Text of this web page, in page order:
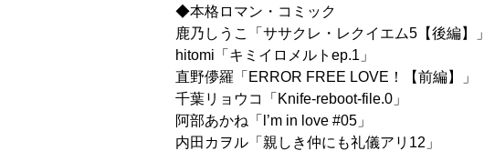
◆本格ロマン・コミック
鹿乃しうこ「ササクレ・レクイエム5【後編】」
hitomi「キミイロメルトep.1」
直野儚羅「ERROR FREE LOVE！【前編】」
千葉リョウコ「Knife-reboot-file.0」
阿部あかね「l’m in love #05」
内田カヲル「親しき仲にも礼儀アリ12」